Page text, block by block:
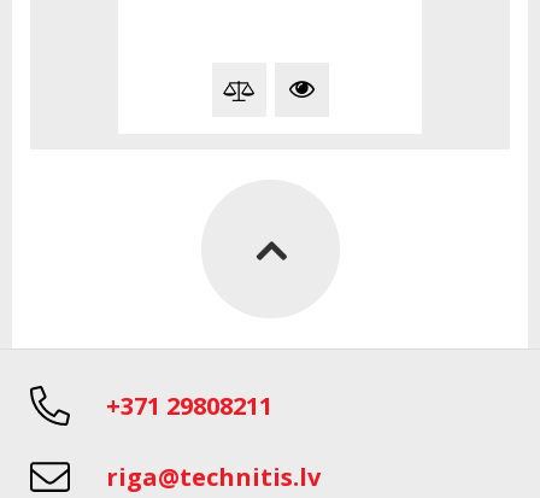
+371 29808211
riga@technitis.lv